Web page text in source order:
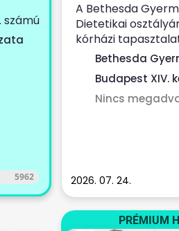
számú
5962
A Bethesda
Dietetikai
kórházi
dietetikus...
Bethesda
Budapest XIV.
Nincs
2026. 07. 24.
PRÉMIUM